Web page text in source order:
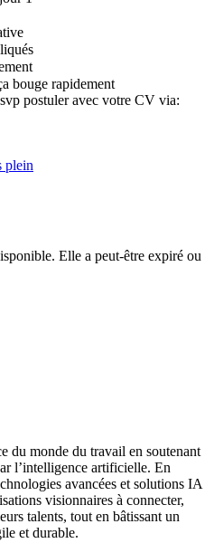
bouge rapidement
postuler avec votre CV via:
plein
Elle a peut-être expiré ou
du monde du travail en soutenant
l’intelligence artificielle. En
avancées et solutions IA
visionnaires à connecter,
talents, tout en bâtissant un
et durable.